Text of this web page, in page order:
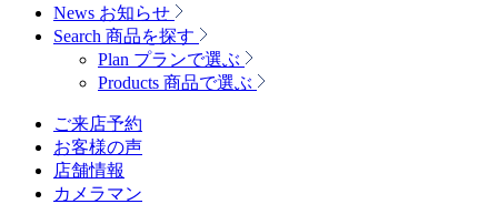
News お知らせ
Search 商品を探す
Plan プランで選ぶ
Products 商品で選ぶ
ご来店予約
お客様の声
店舗情報
カメラマン